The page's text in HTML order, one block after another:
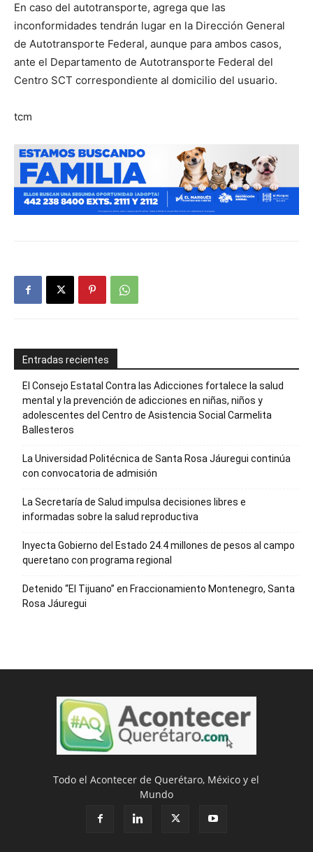
En caso del autotransporte, agrega que las
inconformidades tendrán lugar en la Dirección General
de Autotransporte Federal, aunque para ambos casos,
ante el Departamento de Autotransporte Federal del
Centro SCT correspondiente al domicilio del usuario.
tcm
Entradas recientes
El Consejo Estatal Contra las Adicciones fortalece la salud
mental y la prevención de adicciones en niñas, niños y
adolescentes del Centro de Asistencia Social Carmelita
Ballesteros
La Universidad Politécnica de Santa Rosa Jáuregui continúa
con convocatoria de admisión
La Secretaría de Salud impulsa decisiones libres e
informadas sobre la salud reproductiva
Inyecta Gobierno del Estado 24.4 millones de pesos al campo
queretano con programa regional
Detenido “El Tijuano” en Fraccionamiento Montenegro, Santa
Rosa Jáuregui
Todo el Acontecer de Querétaro, México y el
Mundo